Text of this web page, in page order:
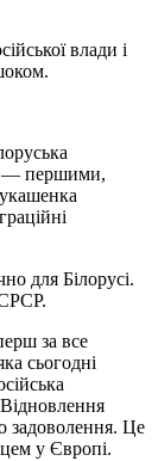
влади і
— першими,
для Білорусі.
за все
сьогодні
задоволення. Це
у Європі.